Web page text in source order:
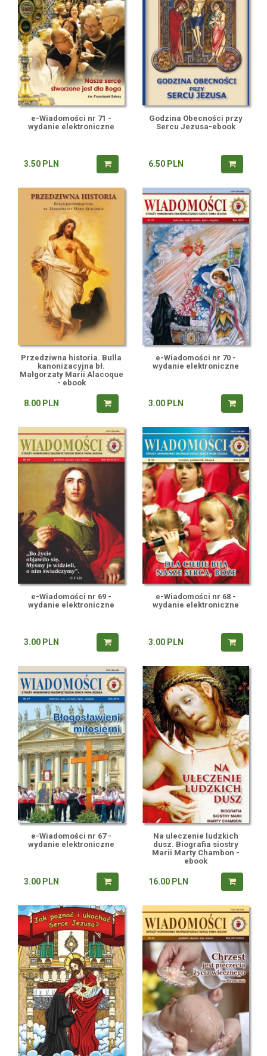
e-Wiadomości nr 71 -
wydanie elektroniczne
3.50 PLN
Godzina Obecności przy
Sercu Jezusa-ebook
6.50 PLN
Przedziwna historia. Bulla
kanonizacyjna bł.
Małgorzaty Marii Alacoque
- ebook
8.00 PLN
e-Wiadomości nr 70 -
wydanie elektroniczne
3.00 PLN
e-Wiadomości nr 69 -
wydanie elektroniczne
3.00 PLN
e-Wiadomości nr 68 -
wydanie elektroniczne
3.00 PLN
e-Wiadomości nr 67 -
wydanie elektroniczne
3.00 PLN
Na uleczenie ludzkich
dusz. Biografia siostry
Marii Marty Chambon -
ebook
16.00 PLN